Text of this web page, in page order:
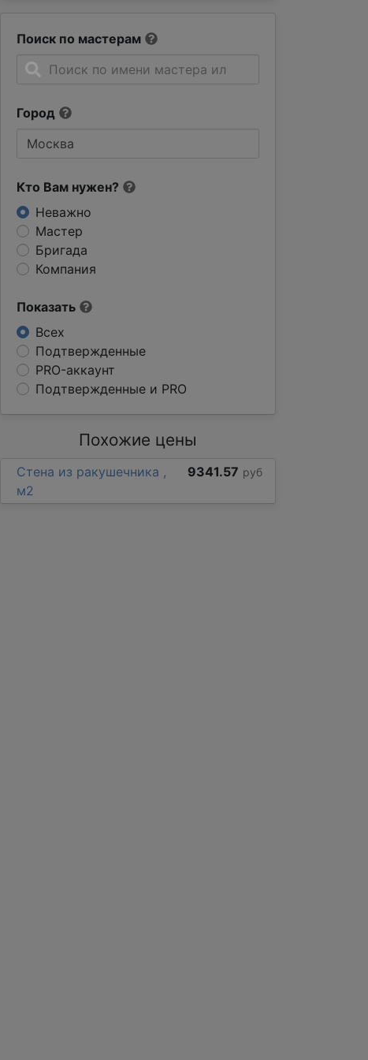
Поиск по мастерам
Город
Кто Вам нужен?
Неважно
Мастер
Бригада
Компания
Показать
Всех
Подтвержденные
PRO-аккаунт
Подтвержденные и PRO
Похожие цены
Стена из ракушечника ,
м2
9341.57 руб